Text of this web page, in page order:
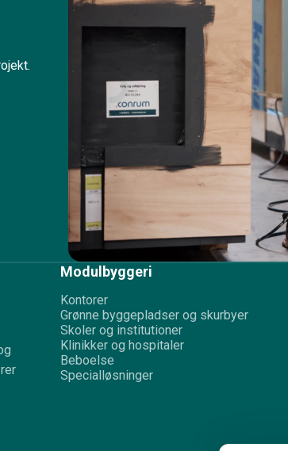
Modulbyggeri
Kontorer
Grønne byggepladser og skurbyer
Skoler og institutioner
Klinikker og hospitaler
Beboelse
Specialløsninger